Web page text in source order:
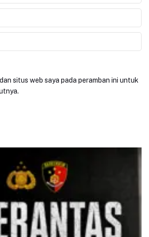
situs web saya pada peramban ini untuk